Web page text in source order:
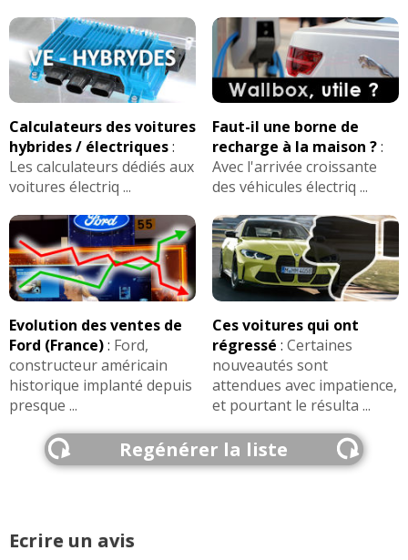
Calculateurs des voitures
hybrides / électriques:
Les calculateurs dédiés aux
voitures électriq ...
Faut-il une borne de
recharge à la maison ?:
Avec l'arrivée croissante
des véhicules électriq ...
Evolution des ventes de
Ford (France): Ford,
constructeur américain
historique implanté depuis
presque ...
Ces voitures qui ont
régressé : Certaines
nouveautés sont
attendues avec impatience,
et pourtant le résulta ...
Regénérer la liste
Ecrire un avis